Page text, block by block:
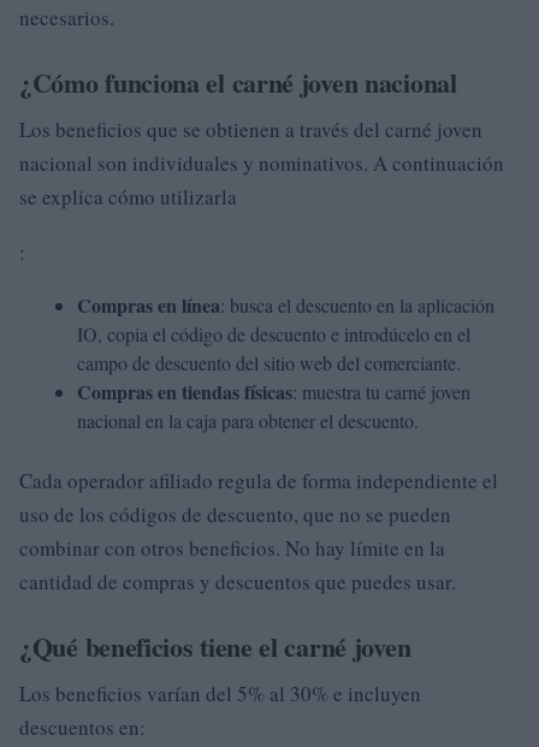
necesarios.
¿Cómo funciona el carné joven nacional
Los beneficios que se obtienen a través del carné joven
nacional son individuales y nominativos. A continuación
se explica cómo utilizarla
:
Compras en línea: busca el descuento en la aplicación
IO, copia el código de descuento e introdúcelo en el
campo de descuento del sitio web del comerciante.
Compras en tiendas físicas: muestra tu carné joven
nacional en la caja para obtener el descuento.
Cada operador afiliado regula de forma independiente el
uso de los códigos de descuento, que no se pueden
combinar con otros beneficios. No hay límite en la
cantidad de compras y descuentos que puedes usar.
¿Qué beneficios tiene el carné joven
Los beneficios varían del 5% al 30% e incluyen
descuentos en: